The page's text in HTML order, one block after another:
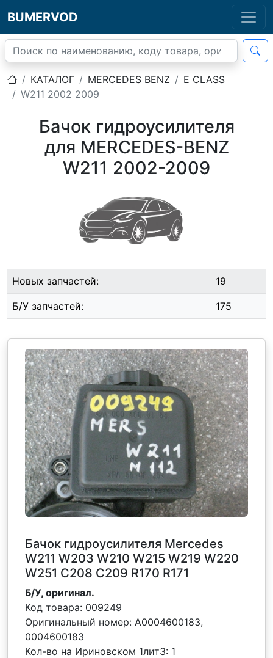
BUMERVOD
КАТАЛОГ MERCEDES BENZ
E CLASS
W211 2002 2009
Бачок гидроусилителя
для MERCEDES-BENZ
W211 2002-2009
Новых запчастей: 19
Б/У запчастей: 175
Бачок гидроусилителя Mercedes
W211 W203 W210 W215 W219 W220
W251 C208 C209 R170 R171
Б/У, оригинал.
Код товара: 009249
Оригинальный номер: A0004600183,
0004600183
Кол-во на Ириновском 1лит3: 1